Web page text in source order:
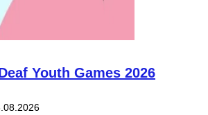
Youth Games 2026